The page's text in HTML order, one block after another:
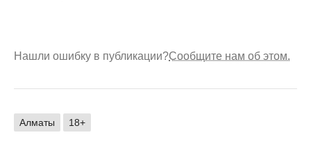
Нашли ошибку в публикации?Сообщите нам об этом.
Алматы 18+